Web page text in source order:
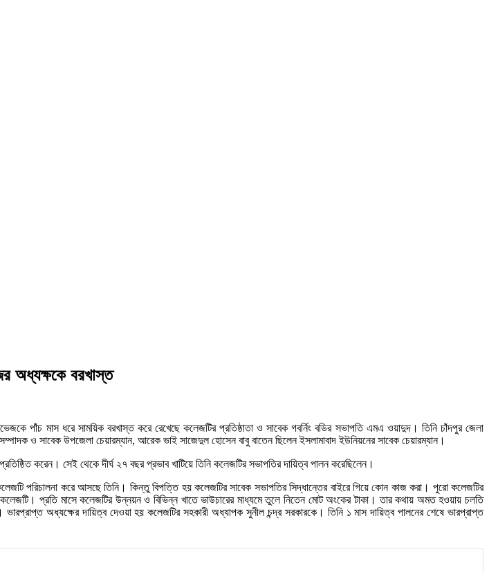
অধ্যক্ষকে বরখাস্ত
পাঁচ মাস ধরে সাময়িক বরখাস্ত করে রেখেছে কলেজটির প্রতিষ্ঠাতা ও সাবেক গবর্নিং বডির সভাপতি এমএ ওয়াদুদ। তিনি চাঁদপুর জেলা
ও সাবেক উপজেলা চেয়ারম্যান, আরেক ভাই সাজেদুল হোসেন বাবু বাতেন ছিলেন ইসলামাবাদ ইউনিয়নের সাবেক চেয়ারম্যান।
করেন। সেই থেকে দীর্ঘ ২৭ বছর প্রভাব খাটিয়ে তিনি কলেজটির সভাপতির দায়িত্ব পালন করেছিলেন।
পরিচালনা করে আসছে তিনি। কিন্তু বিপত্তি হয় কলেজটির সাবেক সভাপতির সিদ্ধান্তের বাইরে গিয়ে কোন কাজ করা। পুরো কলেজটির
প্রতি মাসে কলেজটির উন্নয়ন ও বিভিন্ন খাতে ভাউচারের মাধ্যমে তুলে নিতেন মোট অংকের টাকা। তার কথায় অমত হওয়ায় চলতি
অধ্যক্ষের দায়িত্ব দেওয়া হয় কলেজটির সহকারী অধ্যাপক সুনীল চন্দ্র সরকারকে। তিনি ১ মাস দায়িত্ব পালনের শেষে ভারপ্রাপ্ত